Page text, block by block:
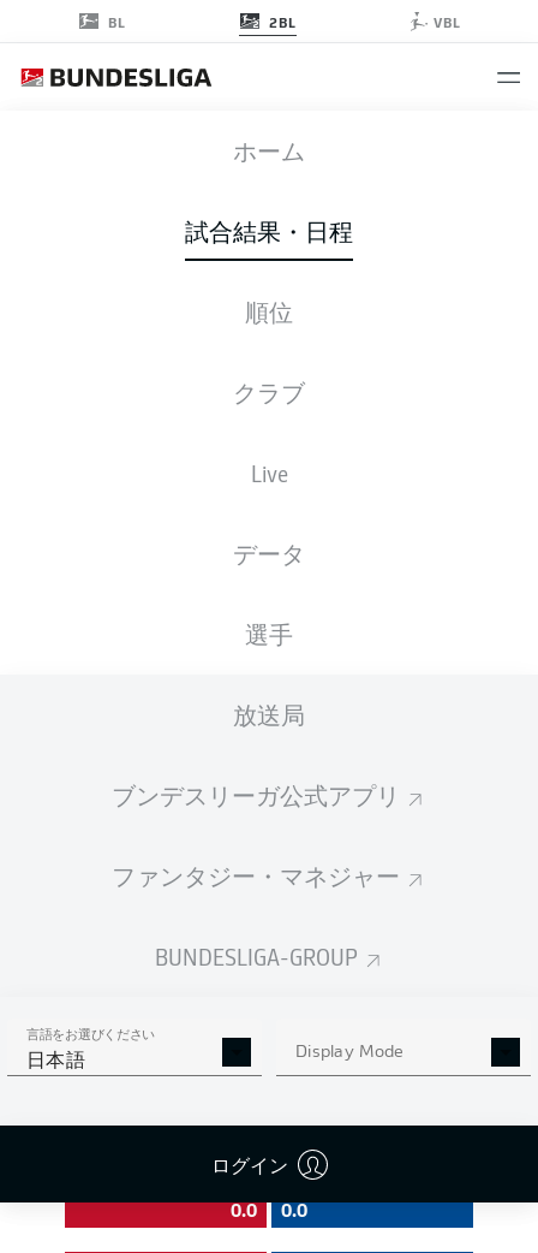
BL 2BL VBL
ホーム
試合結果・日程
順位
クラブ
Live
データ
選手
放送局
ブンデスリーガ公式アプリ
ファンタジー・マネジャー
BUNDESLIGA-GROUP
言語をお選びください
日本語 Display Mode
ログイン
FCN KSC
スターティングメンバー
0
0 % 成功率 0 %
PASS EFFICIENCY
0.0 0.0